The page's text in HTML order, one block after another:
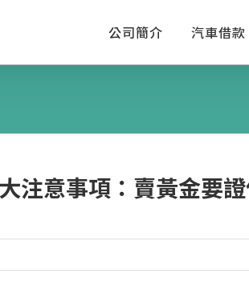
公司簡介 汽車借款
注意事項：賣黃金要